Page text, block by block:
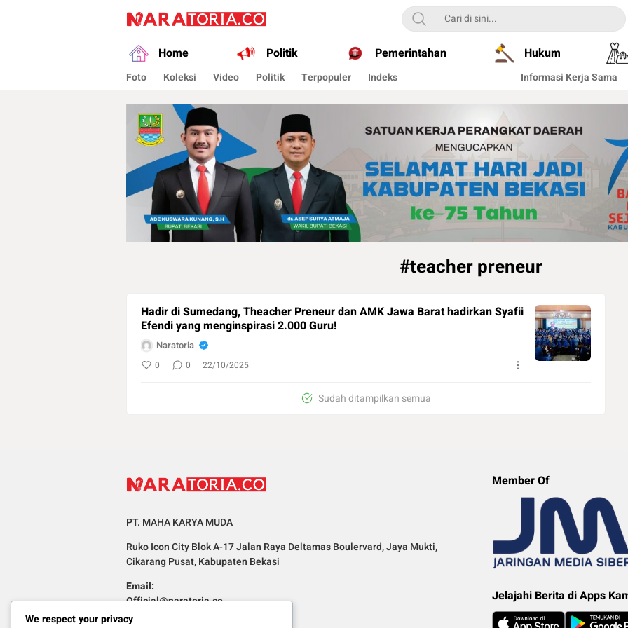
naratoria.co
Narasikan Fakta dan Data
Home Politik Pemerintahan Hukum
Foto Koleksi Video Politik Terpopuler Indeks Informasi Kerja Sama
#teacher preneur
Hadir di Sumedang, Theacher Preneur dan AMK Jawa Barat hadirkan Syafii
Efendi yang menginspirasi 2.000 Guru!
Naratoria
0 0 22/10/2025
Sudah ditampilkan semua
PT. MAHA KARYA MUDA
Ruko Icon City Blok A-17 Jalan Raya Deltamas Boulervard, Jaya Mukti,
Cikarang Pusat, Kabupaten Bekasi
Email:
Official@naratoria.co
Member Of
Jelajahi Berita di Apps
We respect your privacy